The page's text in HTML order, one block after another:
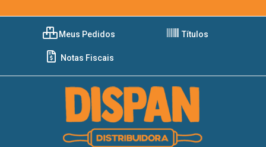
Meus Pedidos Títulos
Notas Fiscais